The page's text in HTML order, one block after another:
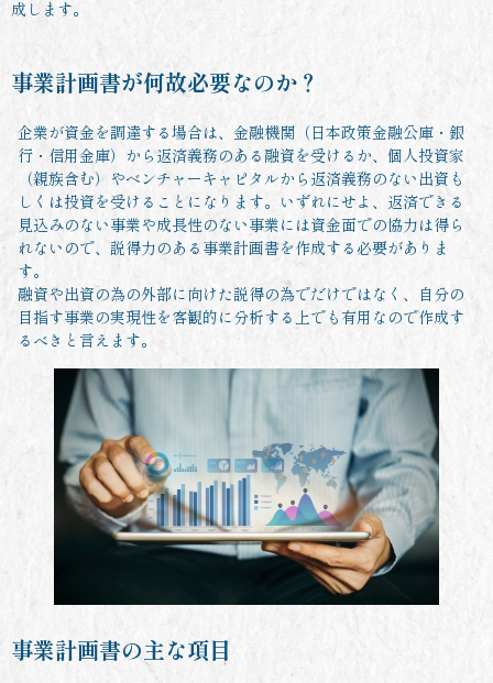
成します。
事業計画書が何故必要なのか？
企業が資金を調達する場合は、金融機関（日本政策金融公庫・銀
行・信用金庫）から返済義務のある融資を受けるか、個人投資家
（親族含む）やベンチャーキャピタルから返済義務のない出資も
しくは投資を受けることになります。いずれにせよ、返済できる
見込みのない事業や成長性のない事業には資金面での協力は得ら
れないので、説得力のある事業計画書を作成する必要がありま
す。
融資や出資の為の外部に向けた説得の為でだけではなく、自分の
目指す事業の実現性を客観的に分析する上でも有用なので作成す
るべきと言えます。
事業計画書の主な項目